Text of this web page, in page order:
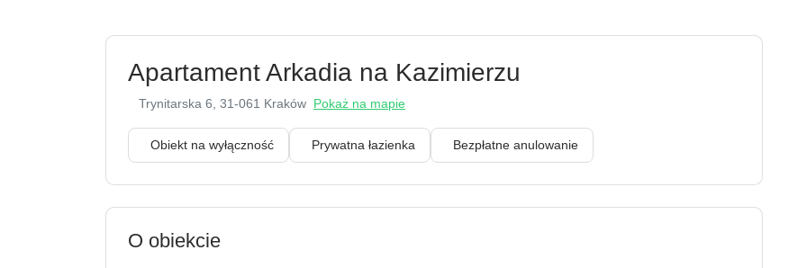
Apartament Arkadia na Kazimierzu
Trynitarska 6 , 31-061 Kraków Pokaż na mapie
Obiekt na wyłączność Prywatna łazienka Bezpłatne anulowanie
O obiekcie